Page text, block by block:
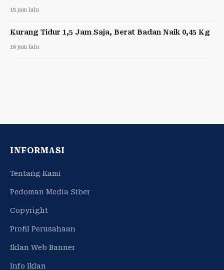
15 jam lalu
Kurang Tidur 1,5 Jam Saja, Berat Badan Naik 0,45 Kg
16 jam lalu
INFORMASI
Tentang Kami
Pedoman Media Siber
Copyright
Profil Perusahaan
Iklan Web Banner
Info Iklan